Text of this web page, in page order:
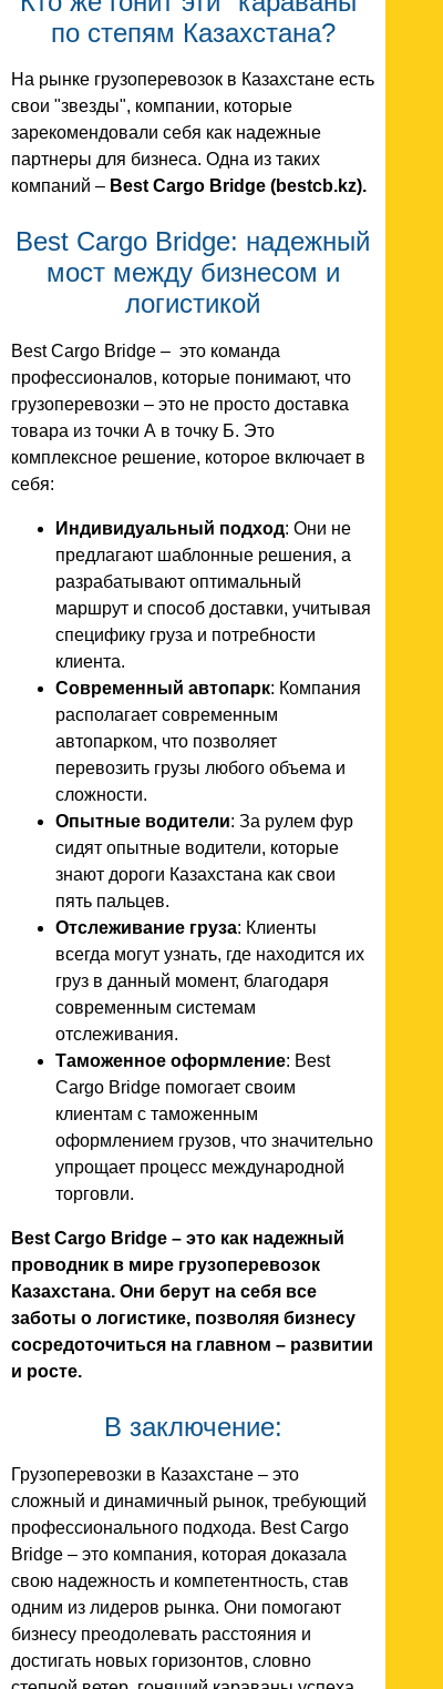
по степям Казахстана?
На рынке грузоперевозок в Казахстане есть
свои "звезды", компании, которые
зарекомендовали себя как надежные
партнеры для бизнеса. Одна из таких
компаний – Best Cargo Bridge (bestcb.kz).
Best Cargo Bridge: надежный
мост между бизнесом и
логистикой
Best Cargo Bridge – это команда
профессионалов, которые понимают, что
грузоперевозки – это не просто доставка
товара из точки А в точку Б. Это
комплексное решение, которое включает в
себя:
Индивидуальный подход: Они не
предлагают шаблонные решения, а
разрабатывают оптимальный
маршрут и способ доставки, учитывая
специфику груза и потребности
клиента.
Современный автопарк: Компания
располагает современным
автопарком, что позволяет
перевозить грузы любого объема и
сложности.
Опытные водители: За рулем фур
сидят опытные водители, которые
знают дороги Казахстана как свои
пять пальцев.
Отслеживание груза: Клиенты
всегда могут узнать, где находится их
груз в данный момент, благодаря
современным системам
отслеживания.
Таможенное оформление: Best
Cargo Bridge помогает своим
клиентам с таможенным
оформлением грузов, что значительно
упрощает процесс международной
торговли.
Best Cargo Bridge – это как надежный
проводник в мире грузоперевозок
Казахстана. Они берут на себя все
заботы о логистике, позволяя бизнесу
сосредоточиться на главном – развитии
и росте.
В заключение:
Грузоперевозки в Казахстане – это
сложный и динамичный рынок, требующий
профессионального подхода. Best Cargo
Bridge – это компания, которая доказала
свою надежность и компетентность, став
одним из лидеров рынка. Они помогают
бизнесу преодолевать расстояния и
достигать новых горизонтов, словно